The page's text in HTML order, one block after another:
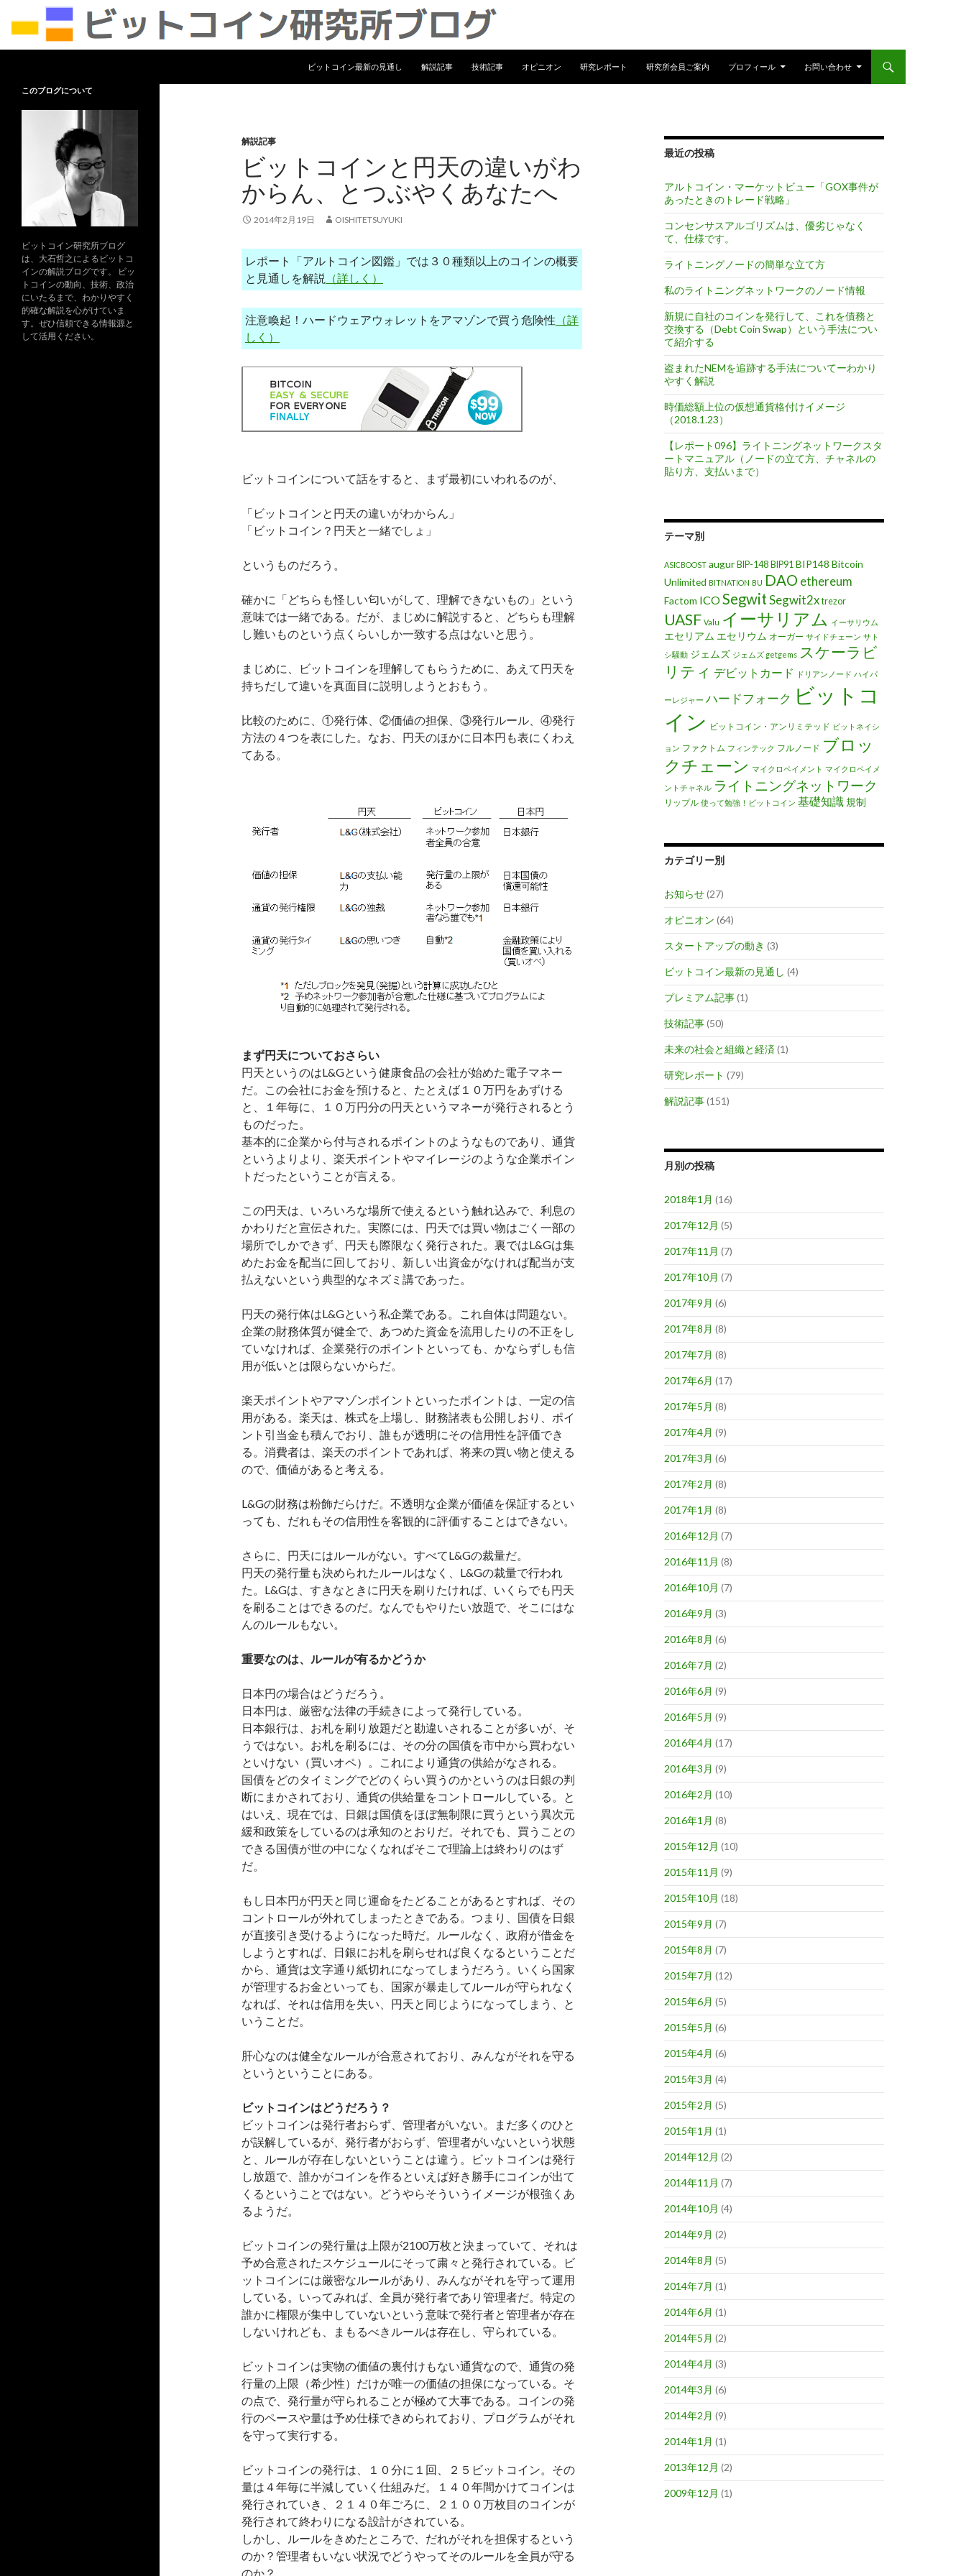
ビットコイン最新の見通し
解説記事 技術記事 オピニオン 研究レポート 研究所会員ご案内 プロフィール お問い合わせ
解説記事
ビットコインと円天の違いがわ
からん、とつぶやくあなたへ
2014年2月19日 OISHITETSUYUKI
レポート「アルトコイン図鑑」では３０種類以上のコインの概要
と見通しを解説
（詳しく）
注意喚起！ハードウェアウォレットをアマゾンで買う危険性 （詳
しく）
ビットコインについて話をすると、まず最初にいわれるのが、
「ビットコインと円天の違いがわからん」
「ビットコイン？円天と一緒でしょ」
というものだろう。
確かに「どちらも怪しい匂いがして、理解できないもの」という
意味では一緒である。だが、まじめに解説すると、どちらも理解
し難いものという点くらいしか一致する点はないと思う。
まじめに、ビットコインを理解してもらうために、あえて円天を
持ちだして違いを真面目に説明しようとおもう。
比較のために、①発行体、②価値の担保、③発行ルール、④発行
方法の４つを表にした。なお、円天のほかに日本円も表にくわえ
てある。
まず円天についておさらい
円天というのはL&Gという健康食品の会社が始めた電子マネー
だ。この会社にお金を預けると、たとえば１０万円をあずける
と、１年毎に、１０万円分の円天というマネーが発行されるとう
ものだった。
基本的に企業から付与されるポイントのようなものであり、通貨
というよりより、楽天ポイントやマイレージのような企業ポイン
トだったということが言える。
この円天は、いろいろな場所で使えるという触れ込みで、利息の
かわりだと宣伝された。実際には、円天では買い物はごく一部の
場所でしかできず、円天も際限なく発行された。裏ではL&Gは集
めたお金を配当に回しており、新しい出資金がなければ配当が支
払えないという典型的なネズミ講であった。
円天の発行体はL&Gという私企業である。これ自体は問題ない。
企業の財務体質が健全で、あつめた資金を流用したりの不正をし
ていなければ、企業発行のポイントといっても、かならずしも信
用が低いとは限らないからだ。
楽天ポイントやアマゾンポイントといったポイントは、一定の信
用がある。楽天は、株式を上場し、財務諸表も公開しおり、ポイ
ント引当金も積んでおり、誰もが透明にその信用性を評価でき
る。消費者は、楽天のポイントであれば、将来の買い物と使える
ので、価値があると考える。
L&Gの財務は粉飾だらけだ。不透明な企業が価値を保証するとい
っても、だれもその信用性を客観的に評価することはできない。
さらに、円天にはルールがない。すべてL&Gの裁量だ。
円天の発行量も決められたルールはなく、L&Gの裁量で行われ
た。L&Gは、すきなときに円天を刷りたければ、いくらでも円天
を刷ることはできるのだ。なんでもやりたい放題で、そこにはな
んのルールもない。
重要なのは、ルールが有るかどうか
日本円の場合はどうだろう。
日本円は、厳密な法律の手続きによって発行している。
日本銀行は、お札を刷り放題だと勘違いされることが多いが、そ
うではない。お札を刷るには、その分の国債を市中から買わない
といけない（買いオペ）。これにより通貨の供給がなされる。
国債をどのタイミングでどのくらい買うのかというのは日銀の判
断にまかされており、通貨の供給量をコントロールしている。と
はいえ、現在では、日銀は国債をほぼ無制限に買うという異次元
緩和政策をしているのは承知のとおりだ。それでも、買うことの
できる国債が世の中になくなればそこで理論上は終わりのはず
だ。
もし日本円が円天と同じ運命をたどることがあるとすれば、その
コントロールが外れてしまったときである。つまり、国債を日銀
が直接引き受けるようになった時だ。ルールなく、政府が借金を
しようとすれば、日銀にお札を刷らせれば良くなるということだ
から、通貨は文字通り紙切れになってしまうだろう。いくら国家
が管理するお金といっても、国家が暴走してルールが守られなく
なれば、それは信用を失い、円天と同じようになってしまう、と
いうことだ。
肝心なのは健全なルールが合意されており、みんながそれを守る
というということにある。
ビットコインはどうだろう？
ビットコインは発行者おらず、管理者がいない。まだ多くのひと
が誤解しているが、発行者がおらず、管理者がいないという状態
と、ルールが存在しないということは違う。ビットコインは発行
し放題で、誰かがコインを作るといえば好き勝手にコインが出て
くるということではない。どうやらそういうイメージが根強くあ
るようだ。
ビットコインの発行量は上限が2100万枚と決まっていて、それは
予め合意されたスケジュールにそって粛々と発行されている。ビ
ットコインには厳密なルールがあり、みんながそれを守って運用
している。いってみれば、全員が発行者であり管理者だ。特定の
誰かに権限が集中していないという意味で発行者と管理者が存在
しないけれども、まもるべきルールは存在し、守られている。
ビットコインは実物の価値の裏付けもない通貨なので、通貨の発
行量の上限（希少性）だけが唯一の価値の担保になっている。そ
の点で、発行量が守られることが極めて大事である。コインの発
行のペースや量は予め仕様できめられており、プログラムがそれ
を守って実行する。
ビットコインの発行は、１０分に１回、２５ビットコイン。その
量は４年毎に半減していく仕組みだ。１４０年間かけてコインは
発行されていき、２１４０年ごろに、２１００万枚目のコインが
発行されて終わりになる設計がされている。
しかし、ルールをきめたところで、だれがそれを担保するという
のか？管理者もいない状況でどうやってそのルールを全員が守る
のか？
最近の投稿
アルトコイン・マーケットビュー「GOX事件が
あったときのトレード戦略」
コンセンサスアルゴリズムは、優劣じゃなく
て、仕様です。
ライトニングノードの簡単な立て方
私のライトニングネットワークのノード情報
新規に自社のコインを発行して、これを債務と
交換する（Debt Coin Swap）という手法につい
て紹介する
盗まれたNEMを追跡する手法についてーわかり
やすく解説
時価総額上位の仮想通貨格付けイメージ
（2018.1.23）
【レポート096】ライトニングネットワークスタ
ートマニュアル（ノードの立て方、チャネルの
貼り方、支払いまで）
テーマ別
ASICBOOST augur BIP-148 BIP91 BIP148 Bitcoin
Unlimited BITNATION BU DAO ethereum
Factom ICOSegwitSegwit2x trezor
UASF Valu イーサリアム イーサリウム
エセリアム エセリウム オーガー サイドチェーン サト
シ騒動 ジェムズ ジェムズ getgems スケーラビ
リティ デビットカード ドリアンノード ハイパ
ーレジャー ハードフォーク ビットコ
イン ビットコイン・アンリミテッド ビットネイシ
ョン ファクトム フィンテック フルノード ブロッ
クチェーン マイクロペイメント マイクロペイメ
ントチャネル ライトニングネットワーク
リップル 使って勉強！ビットコイン 基礎知識規制
カテゴリー別
お知らせ(27)
オピニオン (64)
スタートアップの動き (3)
ビットコイン最新の見通し (4)
プレミアム記事(1)
技術記事(50)
未来の社会と組織と経済(1)
研究レポート (79)
解説記事(151)
月別の投稿
2018年1月 (16)
2017年12月 (5)
2017年11月 (7)
2017年10月 (7)
2017年9月 (6)
2017年8月 (8)
2017年7月 (8)
2017年6月 (17)
2017年5月 (8)
2017年4月 (9)
2017年3月 (6)
2017年2月 (8)
2017年1月 (8)
2016年12月 (7)
2016年11月 (8)
2016年10月 (7)
2016年9月 (3)
2016年8月 (6)
2016年7月 (2)
2016年6月 (9)
2016年5月 (9)
2016年4月 (17)
2016年3月 (9)
2016年2月 (10)
2016年1月 (8)
2015年12月 (10)
2015年11月 (9)
2015年10月 (18)
2015年9月 (7)
2015年8月 (7)
2015年7月 (12)
2015年6月 (5)
2015年5月 (6)
2015年4月 (6)
2015年3月 (4)
2015年2月 (5)
2015年1月 (1)
2014年12月 (2)
2014年11月 (7)
2014年10月 (4)
2014年9月 (2)
2014年8月 (5)
2014年7月 (1)
2014年6月 (1)
2014年5月 (2)
2014年4月 (3)
2014年3月 (6)
2014年2月 (9)
2014年1月 (1)
2013年12月 (2)
2009年12月 (1)
ビットコイン及びブロックチェーン
このブログについて
ビットコイン研究所ブログ
は、大石哲之によるビットコ
インの解説ブログです。 ビッ
トコインの動向、技術、政治
にいたるまで、わかりやすく
的確な解説を心がけていま
す。ぜひ信頼できる情報源と
して活用ください。